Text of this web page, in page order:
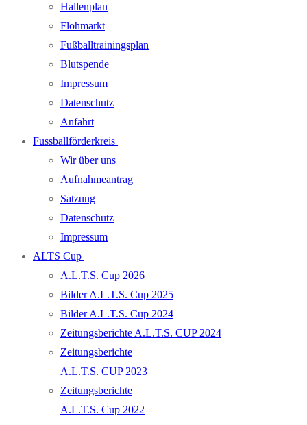
Hallenplan
Flohmarkt
Fußballtrainingsplan
Blutspende
Impressum
Datenschutz
Anfahrt
Fussballförderkreis
Wir über uns
Aufnahmeantrag
Satzung
Datenschutz
Impressum
ALTS Cup
A.L.T.S. Cup 2026
Bilder A.L.T.S. Cup 2025
Bilder A.L.T.S. Cup 2024
Zeitungsberichte A.L.T.S. CUP 2024
Zeitungsberichte
A.L.T.S. CUP 2023
Zeitungsberichte
A.L.T.S. Cup 2022